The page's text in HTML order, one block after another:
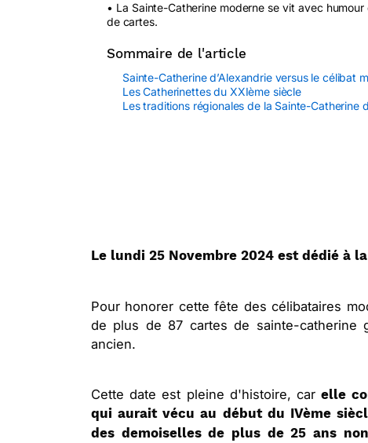
• La Sainte-Catherine moderne se vit avec
de cartes.
Sommaire de l'article
Sainte-Catherine d’Alexandrie versus le célibat
Les Catherinettes du XXIème siècle
Les traditions régionales de la Sainte-Catherine
Le lundi 25 Novembre 2024 est dédié à
Pour honorer cette fête des célibataires
de plus de 87 cartes de sainte-catherine
ancien.
Cette date est pleine d'histoire, car elle
qui aurait vécu au début du IVème
des demoiselles de plus de 25 ans